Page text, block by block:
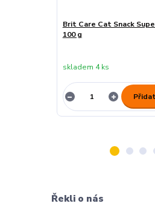
Brit Care Cat Snack
100 g
skladem 4 ks
Řekli o nás